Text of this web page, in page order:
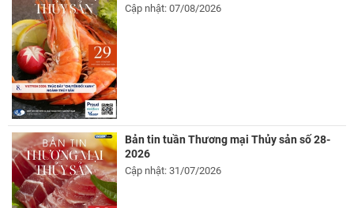
Cập nhật: 07/08/2026
Bản tin tuần Thương mại Thủy sản số 28-
2026
Cập nhật: 31/07/2026